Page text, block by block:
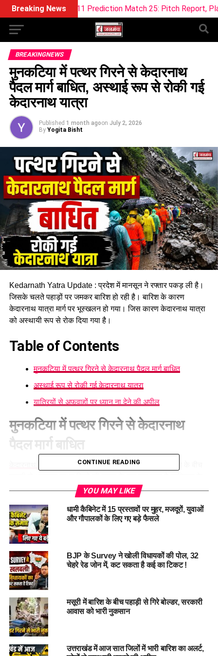
Breaking News
Prediction Match 25: Pitch Report, Playing 11 & Fantasy
BREAKINGNEWS
मुनकटिया में पत्थर गिरने से केदारनाथ
पैदल मार्ग बाधित, अस्थाई रूप से रोकी गई
केदारनाथ यात्रा
Published 1 month agoon July 2, 2026
By Yogita Bisht
Kedarnath Yatra Update : प्रदेश में मानसून ने रफ्तार पकड़ ली है।
जिसके चलते पहाड़ों पर जमकर बारिश हो रही है। बारिश के कारण
केदारनाथ यात्रा मार्ग पर भूस्खलन हो गया। जिस कारण केदारनाथ यात्रा
को अस्थायी रूप से रोक दिया गया है।
Table of Contents
मुनकटिया में पत्थर गिरने से केदारनाथ पैदल मार्ग बाधित
अस्थाई रूप से रोकी गई केदारनाथ यात्रा
यात्रियों से अफवाहों पर ध्यान ना देने की अपील
मुनकटिया में पत्थर गिरने से केदारनाथ
पैदल मार्ग बाधित
पर गुरुवार सुबह सोनप्रयाग और मुनकटिया के बीच
तौर पर पैदल यात्रा कुछ समय के लिए रोक दी। श्रद्धालुओं की सुरक्षा को
प्राथमिकता देते हुए मार्ग पर आवाजाही फिलहाल बंद कर दी गई है।
अस्थाई रूप से रोकी गई केदारनाथ यात्रा
जिला आपदा प्रबंधन अधिकारी
संबंधित अधिकारियों से मुनकटिया क्षेत्र में पहाड़ी से पत्थर गिरने की सूचना
प्राप्त हुई। सूचना मिलते ही संबंधित विभाग की टीमें जेसीबी मशीनों के साथ
मौके पर पहुंच गईं और मार्ग पर गिरे मलबे व बड़े पत्थरों को हटाने का कार्य
शुरू कर दिया।
CONTINUE READING
YOU MAY LIKE
धामी कैबिनेट में 15 प्रस्तावों पर मुहर, मजदूरों, युवाओं
और गौपालकों के लिए गए बड़े फैसले
BJP के Survey ने खोली विधायकों की पोल, 32
चेहरे रेड जोन में, कट सकता है कई का टिकट !
मसूरी में बारिश के बीच पहाड़ी से गिरे बोल्डर, सरकारी
आवास को भारी नुकसान
उत्तराखंड में आज सात जिलों में भारी बारिश का अलर्ट,